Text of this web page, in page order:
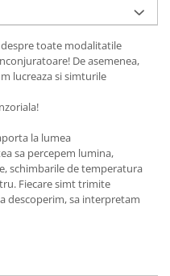
toate modalitatile
De asemenea,
lucreaza si simturile
la lumea
sa percepem lumina,
schimbarile de temperatura
Fiecare simt trimite
descoperim, sa interpretam